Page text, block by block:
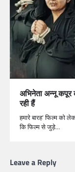
अभिनेता अन्नू कपूर
रही हैं
हमारे बारह’ फिल्म को
कि फिल्म से जुड़े…
Leave a Reply